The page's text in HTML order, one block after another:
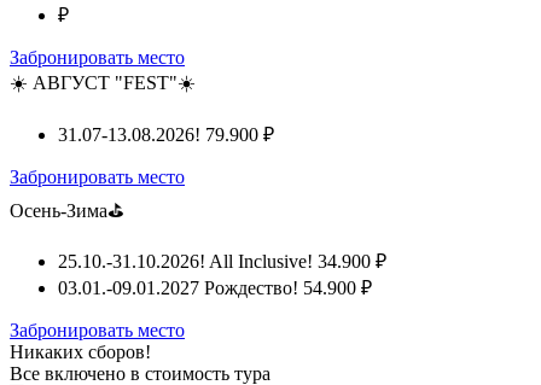
₽
Забронировать место
☀️ АВГУСТ "FEST"☀️
31.07-13.08.2026! 79.900 ₽
Забронировать место
Осень-Зима⛳
25.10.-31.10.2026! All Inclusive! 34.900 ₽
03.01.-09.01.2027 Рождество! 54.900 ₽
Забронировать место
Никаких сборов!
Все включено в стоимость тура